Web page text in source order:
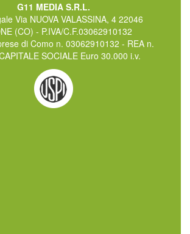
G11 MEDIA S.R.L.
Via NUOVA VALASSINA, 4 22046
(CO) - P.IVA/C.F.03062910132
di Como n. 03062910132 - REA n.
SOCIALE Euro 30.000 i.v.